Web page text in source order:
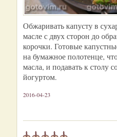
Обжаривать капусту в
масле с двух сторон до
корочки. Готовые
на бумажное полотенце,
масла, и подавать к столу
йогуртом.
2016-04-23